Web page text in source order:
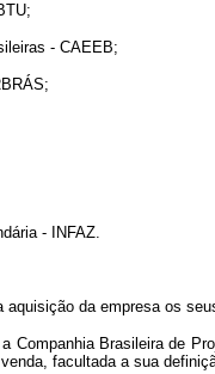
- CAEEB;
- INFAZ.
aquisição da empresa os
Companhia Brasileira de
facultada a sua